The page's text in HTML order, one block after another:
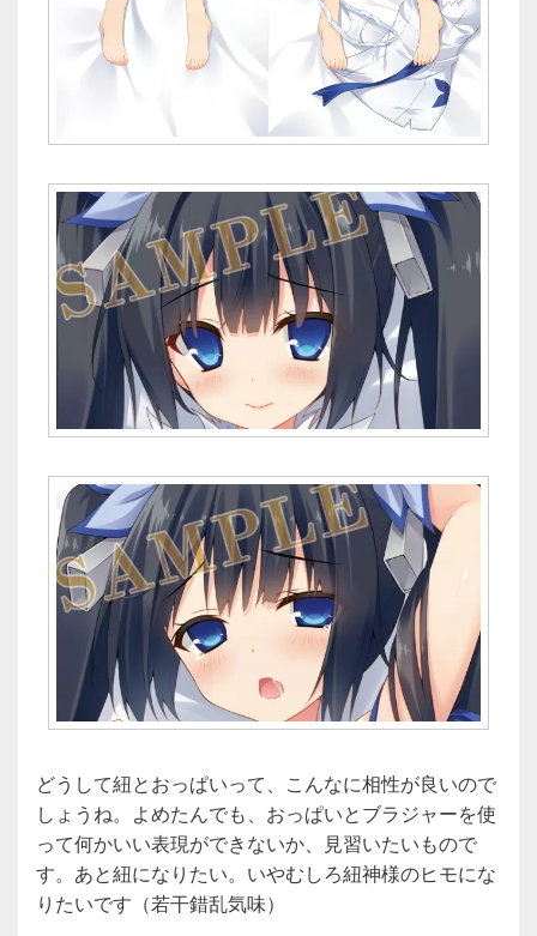
どうして紐とおっぱいって、こんなに相性が良いので
しょうね。よめたんでも、おっぱいとブラジャーを使
って何かいい表現ができないか、見習いたいもので
す。あと紐になりたい。いやむしろ紐神様のヒモにな
りたいです（若干錯乱気味）